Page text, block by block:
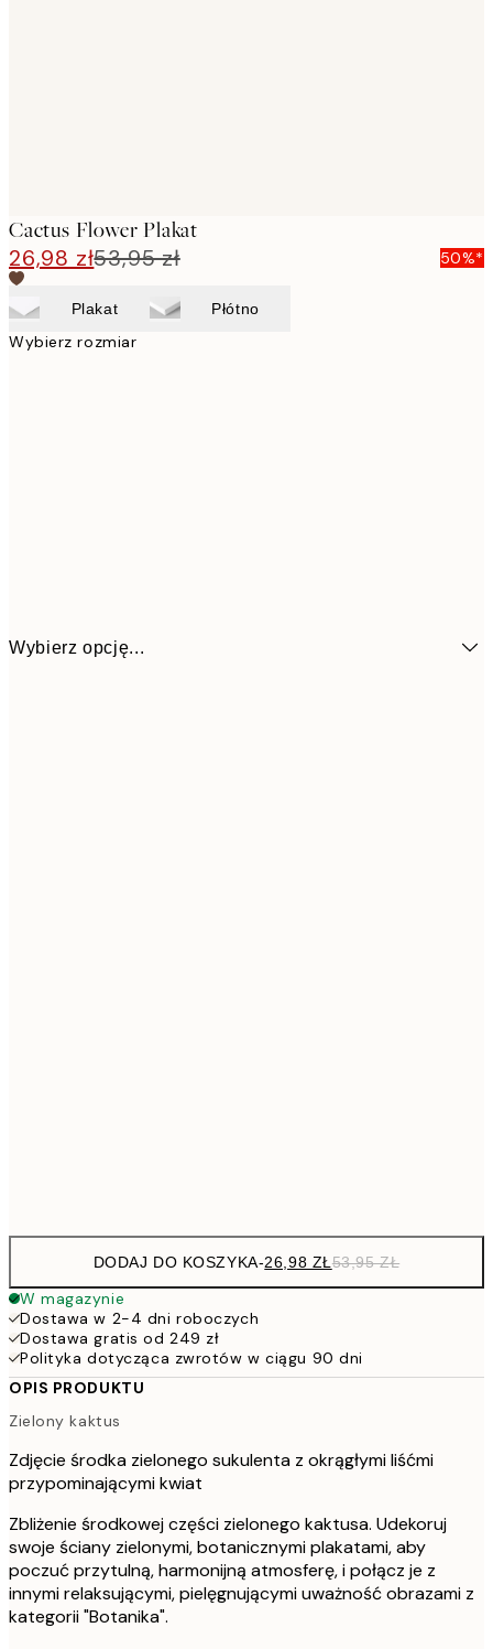
Cactus Flower Plakat
26,98 zł53,95 zł 50%*
Plakat Płótno
Wybierz rozmiar
Wybierz opcję...
DODAJ DO KOSZYKA-26,98 ZŁ 53,95 ZŁ
W magazynie
Dostawa w 2-4 dni roboczych
Dostawa gratis od 249 zł
Polityka dotycząca zwrotów w ciągu 90 dni
OPIS PRODUKTU
Zielony kaktus
Zdjęcie środka zielonego sukulenta z okrągłymi liśćmi
przypominającymi kwiat
Zbliżenie środkowej części zielonego kaktusa. Udekoruj
swoje ściany zielonymi, botanicznymi plakatami, aby
poczuć przytulną, harmonijną atmosferę, i połącz je z
innymi relaksującymi, pielęgnującymi uważność obrazami z
kategorii "Botanika".